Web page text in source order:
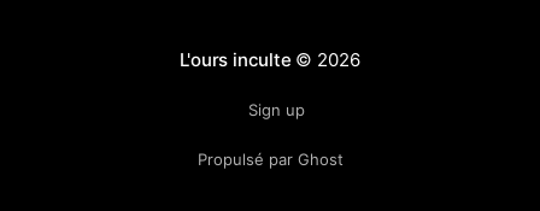
L'ours inculte © 2026
Sign up
Propulsé par Ghost